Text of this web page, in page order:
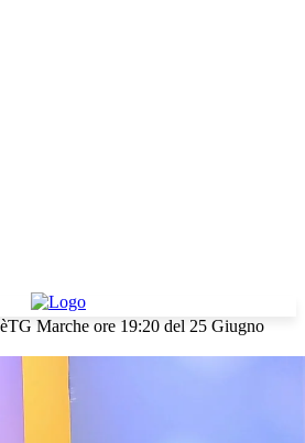
èTG Marche ore 19:20 del 25 Giugno